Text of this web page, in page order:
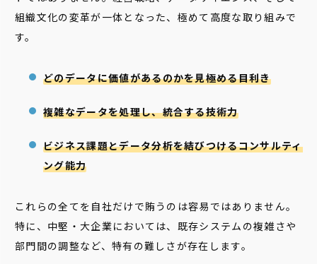
組織文化の変革が一体となった、極めて高度な取り組みで
す。
どのデータに価値があるのかを見極める目利き
複雑なデータを処理し、統合する技術力
ビジネス課題とデータ分析を結びつけるコンサルティ
ング能力
これらの全てを自社だけで賄うのは容易ではありません。
特に、中堅・大企業においては、既存システムの複雑さや
部門間の調整など、特有の難しさが存在します。